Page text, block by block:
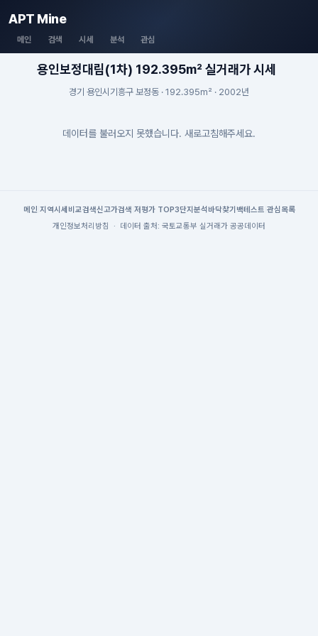
APT Mine
메인 검색 시세 분석 관심
용인보정대림(1차) 192.395m² 실거래가 시세
경기 용인시기흥구 보정동 · 192.395m² · 2002년
데이터를 불러오지 못했습니다. 새로고침해주세요.
메인| 지역시세 비교검색신고가검색 저평가 TOP3단지분석 바닥찾기 백테스트 관심목록
개인정보처리방침
· 데이터 출처: 국토교통부 실거래가 공공데이터